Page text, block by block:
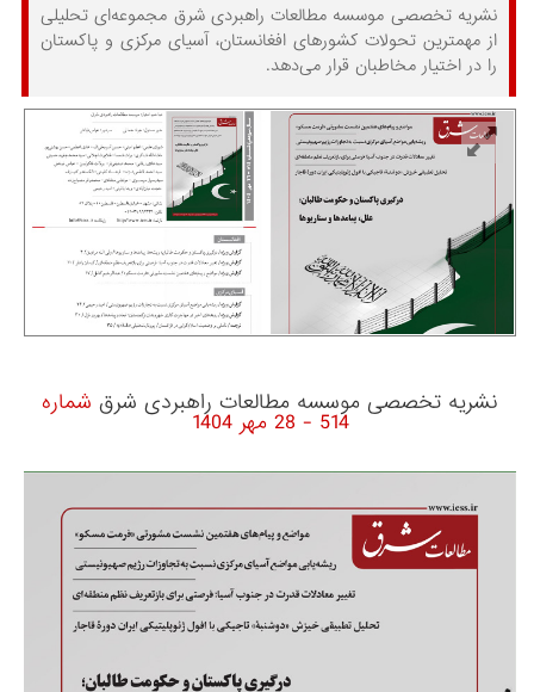
نشریه تخصصی موسسه مطالعات راهبردی شرق مجموعه‌ای تحلیلی
از مهمترین تحولات کشورهای افغانستان، آسیای مرکزی و پاکستان
را در اختیار مخاطبان قرار می‌دهد.
نشریه تخصصی موسسه مطالعات راهبردی شرق شماره
514 - 28 مهر 1404